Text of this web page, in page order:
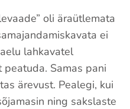
oli äraütlemata
ei
lahkavatel
Samas pani
ärevust. Pealegi, kui
ning sakslaste